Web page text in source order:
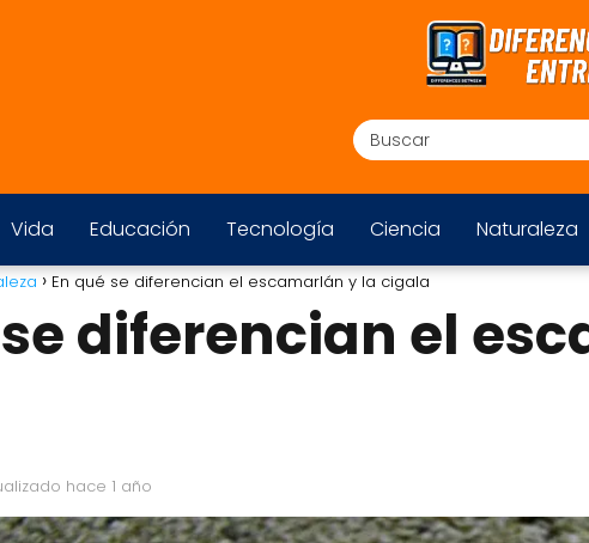
Vida Educación Tecnología Ciencia Naturaleza
En qué se diferencian el escamarlán y la cigala
se diferencian el
hace 1 año